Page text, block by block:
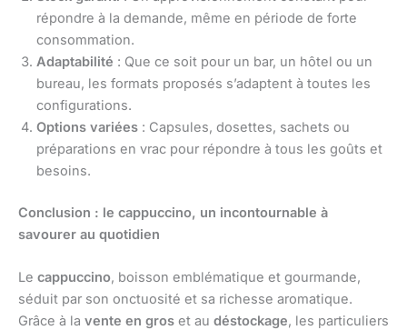
répondre à la demande, même en période de forte
consommation.
Adaptabilité : Que ce soit pour un bar, un hôtel ou un
bureau, les formats proposés s’adaptent à toutes les
configurations.
Options variées : Capsules, dosettes, sachets ou
préparations en vrac pour répondre à tous les goûts et
besoins.
Conclusion : le cappuccino, un incontournable à
savourer au quotidien
Le cappuccino, boisson emblématique et gourmande,
séduit par son onctuosité et sa richesse aromatique.
Grâce à la vente en gros et au déstockage, les particuliers